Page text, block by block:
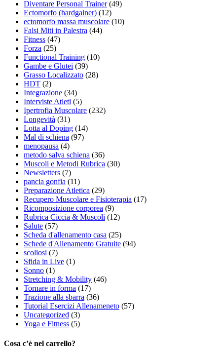
Diventare Personal Trainer(49)
Ectomorfo (hardgainer) (12)
ectomorfo massa muscolare (10)
Falsi Miti in Palestra (44)
Fitness (47)
Forza (25)
Functional Training (10)
Gambe e Glutei (39)
Grasso Localizzato (28)
HDT (2)
Integrazione (34)
Interviste Atleti (5)
Ipertrofia Muscolare (232)
Longevità (31)
Lotta al Doping (14)
Mal di schiena (97)
menopausa (4)
metodo salva schiena (36)
Muscoli e Metodi Rubrica (30)
Newsletters (7)
pancia gonfia (11)
Preparazione Atletica (29)
Recupero Muscolare e Fisioterapia (17)
Ricomposizione corporea (9)
Rubrica Ciccia & Muscoli (12)
Salute (57)
Scheda d'allenamento casa (25)
Schede d'Allenamento Gratuite (94)
scoliosi (7)
Sfida in Live (1)
Sonno (1)
Stretching & Mobility (46)
Tornare in forma (17)
Trazione alla sbarra (36)
Tutorial Esercizi Allenameneto (57)
Uncategorized (3)
Yoga e Fitness (5)
Cosa c’è nel carrello?